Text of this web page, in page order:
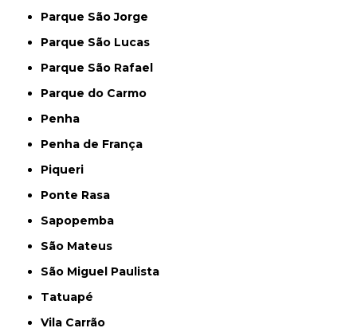
Parque São Jorge
Parque São Lucas
Parque São Rafael
Parque do Carmo
Penha
Penha de França
Piqueri
Ponte Rasa
Sapopemba
São Mateus
São Miguel Paulista
Tatuapé
Vila Carrão